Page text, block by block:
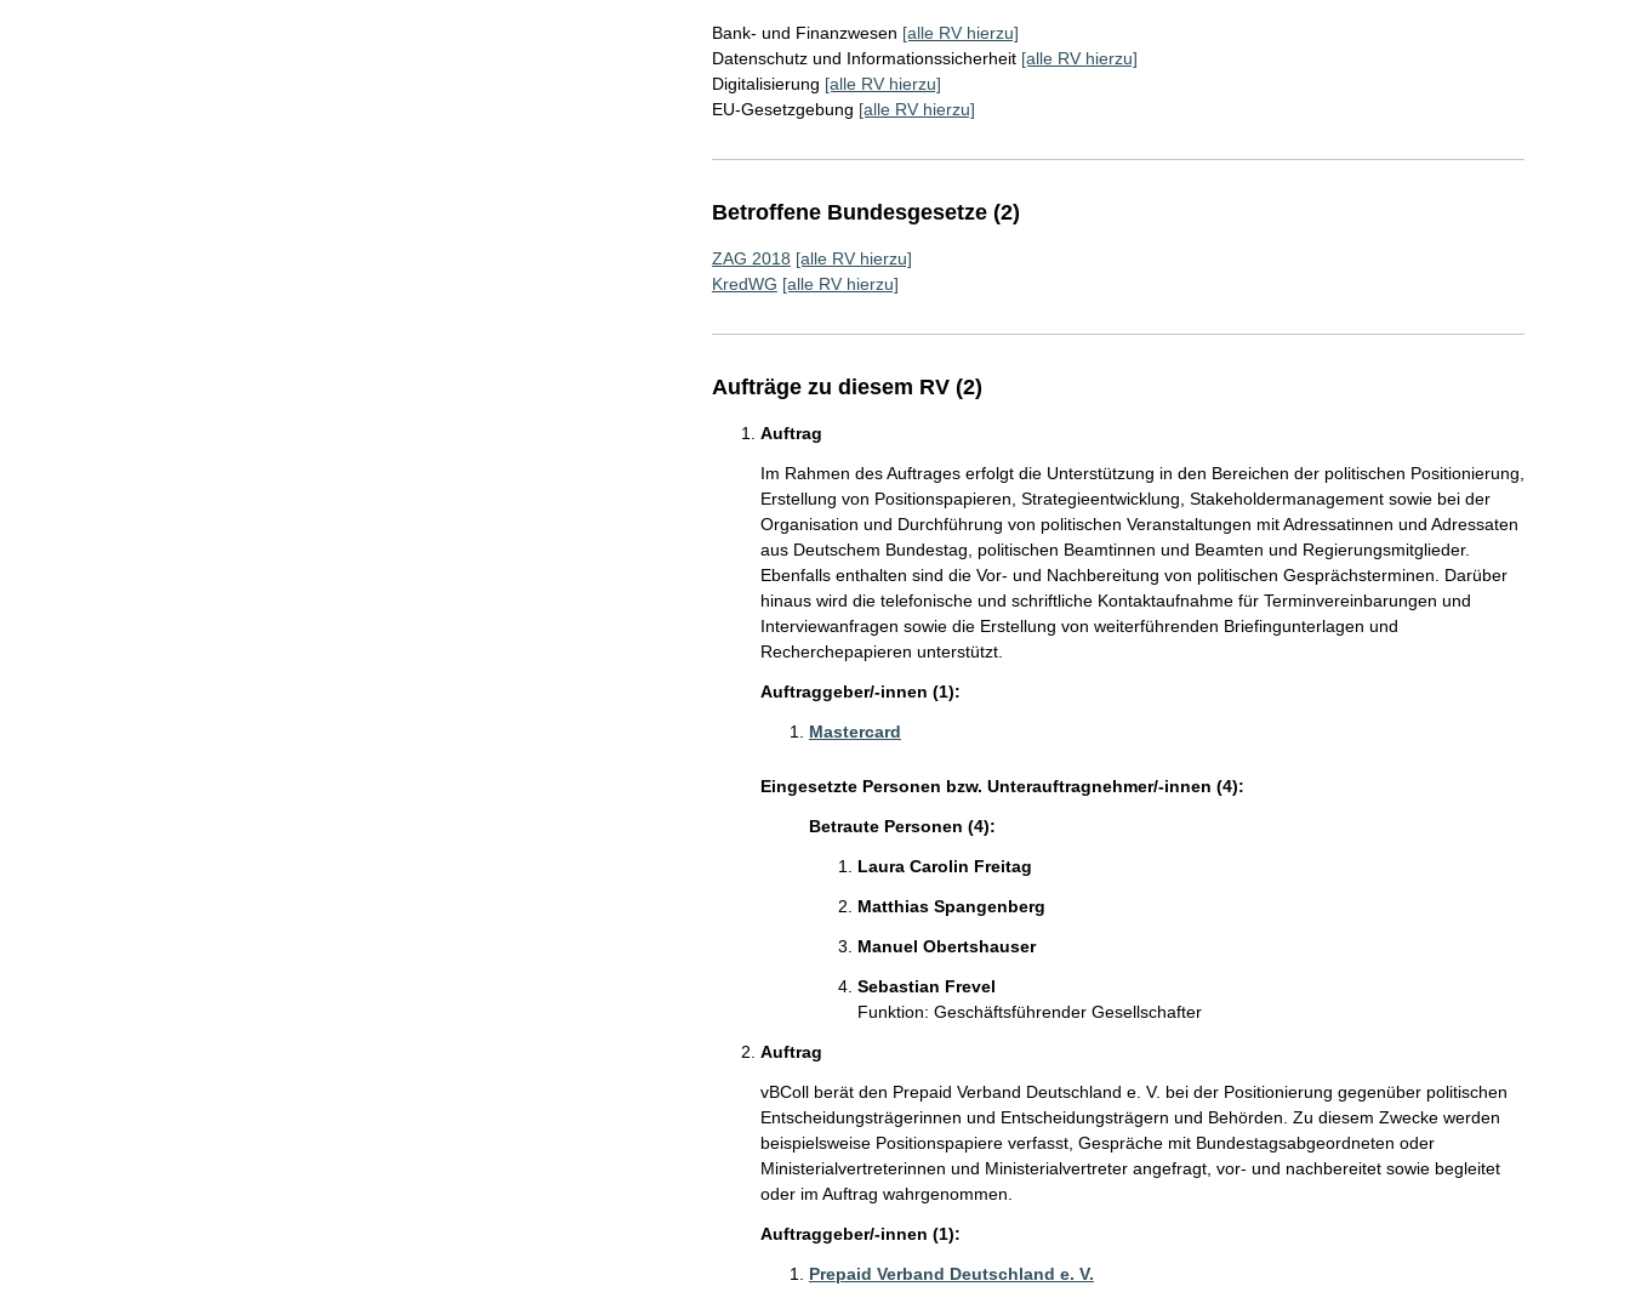
Bank- und Finanzwesen [alle RV hierzu]
Datenschutz und Informationssicherheit [alle RV hierzu]
Digitalisierung [alle RV hierzu]
EU-Gesetzgebung [alle RV hierzu]
Betroffene Bundesgesetze (2)
ZAG 2018 [alle RV hierzu]
KredWG [alle RV hierzu]
Aufträge zu diesem RV (2)
Auftrag
Im Rahmen des Auftrages erfolgt die Unterstützung in den Bereichen der politischen Positionierung,
Erstellung von Positionspapieren, Strategieentwicklung, Stakeholdermanagement sowie bei der
Organisation und Durchführung von politischen Veranstaltungen mit Adressatinnen und Adressaten
aus Deutschem Bundestag, politischen Beamtinnen und Beamten und Regierungsmitglieder.
Ebenfalls enthalten sind die Vor- und Nachbereitung von politischen Gesprächsterminen. Darüber
hinaus wird die telefonische und schriftliche Kontaktaufnahme für Terminvereinbarungen und
Interviewanfragen sowie die Erstellung von weiterführenden Briefingunterlagen und
Recherchepapieren unterstützt.
Auftraggeber/-innen (1):
Mastercard
Eingesetzte Personen bzw. Unterauftragnehmer/-innen (4):
Betraute Personen (4):
Laura Carolin Freitag
Matthias Spangenberg
Manuel Obertshauser
Sebastian Frevel
Funktion: Geschäftsführender Gesellschafter
Auftrag
vBColl berät den Prepaid Verband Deutschland e. V. bei der Positionierung gegenüber politischen
Entscheidungsträgerinnen und Entscheidungsträgern und Behörden. Zu diesem Zwecke werden
beispielsweise Positionspapiere verfasst, Gespräche mit Bundestagsabgeordneten oder
Ministerialvertreterinnen und Ministerialvertreter angefragt, vor- und nachbereitet sowie begleitet
oder im Auftrag wahrgenommen.
Auftraggeber/-innen (1):
Prepaid Verband Deutschland e. V.